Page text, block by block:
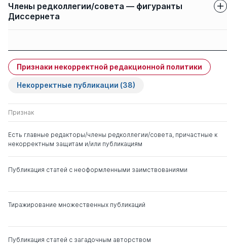
Члены редколлегии/совета — фигуранты
Диссернета
Языджан Амаяк
Захарович
д. э.н. 1 0
Дубровина Ирина
Владимировна
Шуремов Евгений
Леонидович
д. э.н.
Вазгеновна
Александровна
Признаки некорректной редакционной политики
Некорректные публикации (38)
Признак
Есть главные редакторы/члены редколлегии/совета, причастные к
некорректным защитам и/или публикациям
Публикация статей с неоформленными заимствованиями
Тиражирование множественных публикаций
Публикация статей с загадочным авторством